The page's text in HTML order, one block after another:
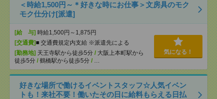
＜時給1,500円～＊好きな時にお仕事＞文房具のモク
モク仕分け[派遣]
[給 与] 時給1,500円～1,875円
[交通費]■ 交通費規定内支給 ※派遣先による
[勤務地] 天王寺駅から徒歩5分 / 大阪上本町駅から
徒歩5分 / 鶴橋駅から徒歩5分 / …
気になる！
好きな場所で働けるイベントスタッフ☆人気イベン
トも！来社不要！働いたその日に給料もらえる日払